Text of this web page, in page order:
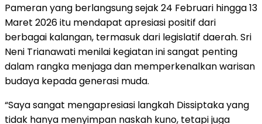
Pameran yang berlangsung sejak 24 Februari hingga 13
Maret 2026 itu mendapat apresiasi positif dari
berbagai kalangan, termasuk dari legislatif daerah. Sri
Neni Trianawati menilai kegiatan ini sangat penting
dalam rangka menjaga dan memperkenalkan warisan
budaya kepada generasi muda.
“Saya sangat mengapresiasi langkah Dissiptaka yang
tidak hanya menyimpan naskah kuno, tetapi juga